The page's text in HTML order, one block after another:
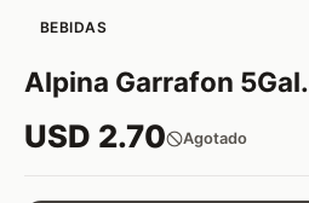
BEBIDAS
Alpina Garrafon 5Gal.
USD 2.70 Agotado